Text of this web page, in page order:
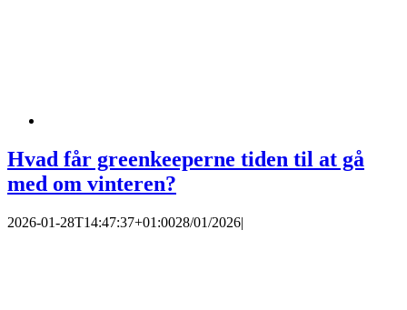
Hvad får greenkeeperne tiden til at gå
med om vinteren?
2026-01-28T14:47:37+01:0028/01/2026|